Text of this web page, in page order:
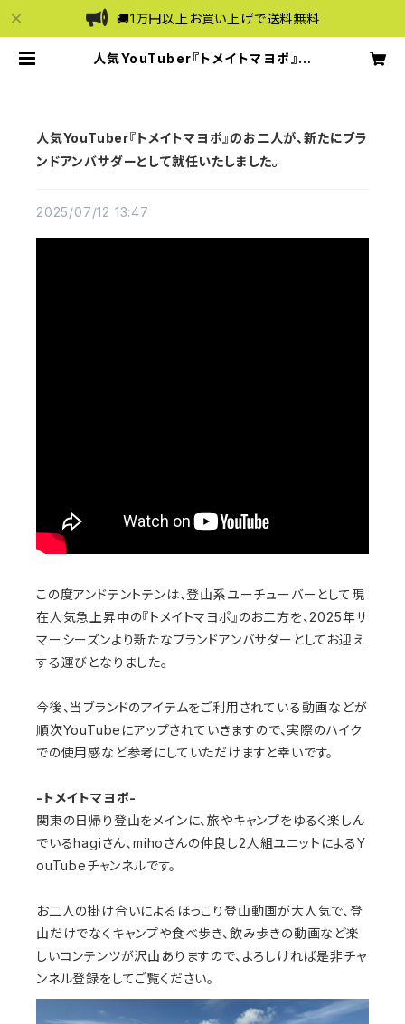
🚚1万円以上お買い上げで送料無料
人気YouTuber『トメイトマヨポ』の
人気YouTuber『トメイトマヨポ』のお二人が、新たにブラ
ンドアンバサダーとして就任いたしました。
2025/07/12 13:47
この度アンドテントテンは、登山系ユーチューバーとして現
在人気急上昇中の『トメイトマヨポ』のお二方を、2025年サ
マーシーズンより新たなブランドアンバサダーとしてお迎え
する運びとなりました。
今後、当ブランドのアイテムをご利用されている動画などが
順次YouTubeにアップされていきますので、実際のハイク
での使用感など参考にしていただけますと幸いです。
-トメイトマヨポ-
関東の日帰り登山をメインに、旅やキャンプをゆるく楽しん
でいるhagiさん、mihoさんの仲良し2人組ユニットによるY
ouTubeチャンネルです。
お二人の掛け合いによるほっこり登山動画が大人気で、登
山だけでなくキャンプや食べ歩き、飲み歩きの動画など楽
しいコンテンツが沢山ありますので、よろしければ是非チャ
ンネル登録をしてご覧ください。